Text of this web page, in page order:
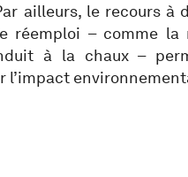
ailleurs, le recours à
réemploi – comme
à la chaux –
l’impact